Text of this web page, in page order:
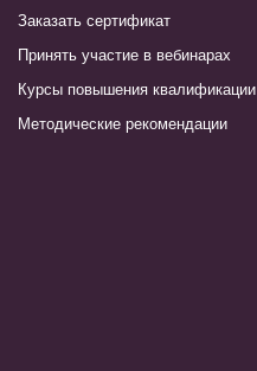
Заказать сертификат
Принять участие в вебинарах
Курсы повышения квалификации
Методические рекомендации